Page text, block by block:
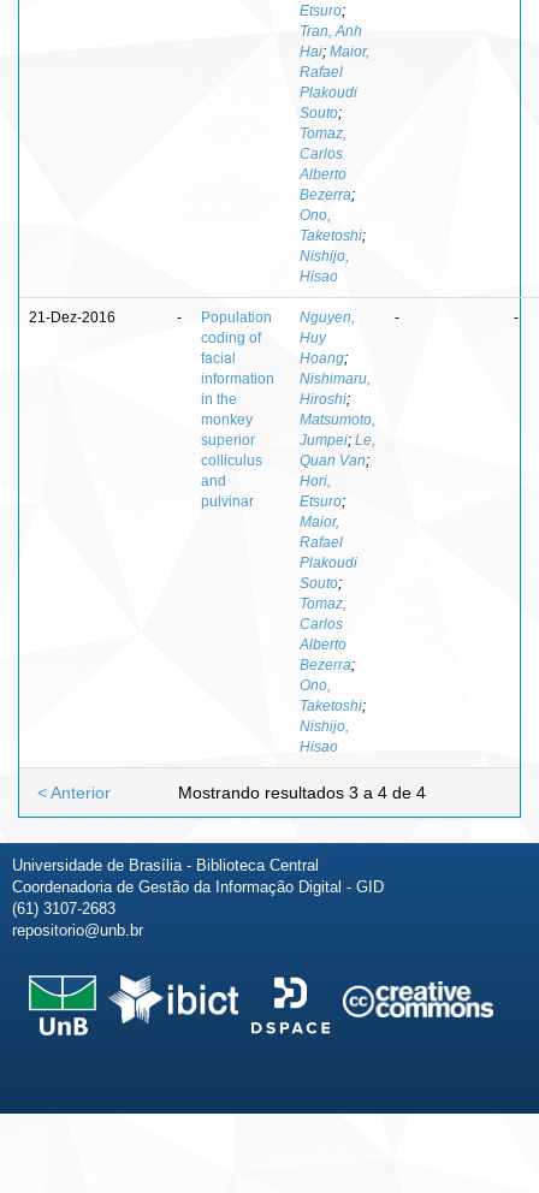
Etsuro;
Tran, Anh
Hai; Maior,
Rafael
Plakoudi
Souto;
Tomaz,
Carlos
Alberto
Bezerra;
Ono,
Taketoshi;
Nishijo,
Hisao
21-Dez-2016 -
Population
coding of
facial
information
in the
monkey
superior
colliculus
and
pulvinar
Nguyen,
Huy
Hoang;
Nishimaru,
Hiroshi;
Matsumoto,
Jumpei; Le,
Quan Van;
Hori,
Etsuro;
Maior,
Rafael
Plakoudi
Souto;
Tomaz,
Carlos
Alberto
Bezerra;
Ono,
Taketoshi;
Nishijo,
Hisao
- -
Mostrando resultados 3 a 4 de 4
< Anterior
Universidade de Brasília - Biblioteca Central
Coordenadoria de Gestão da Informação Digital - GID
(61) 3107-2683
repositorio@unb.br